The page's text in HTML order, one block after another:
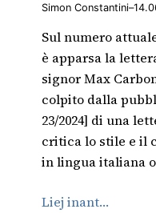
Simon Constantini–
Sul numero
è apparsa la
signor Max
colpito dalla
23/2024] di una
critica lo stile e il
in lingua italiana
Liej inant…